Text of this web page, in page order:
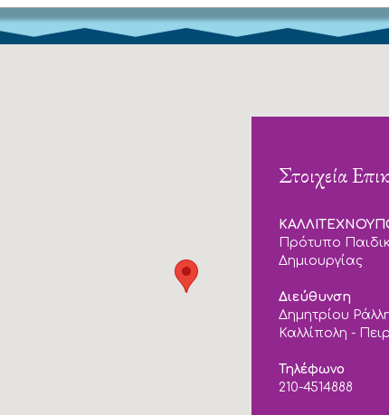
Στοιχεία
Πρότυπο
Δημιουργίας
Διεύθυνση
Δημητρίου
Καλλίπολη -
Τηλέφωνο
210-4514888